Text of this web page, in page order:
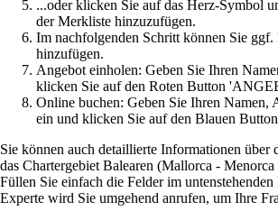
...oder klicken Sie auf das Herz-Symbol
der Merkliste hinzuzufügen.
Im nachfolgenden Schritt können Sie ggf.
hinzufügen.
Angebot einholen: Geben Sie Ihren
klicken Sie auf den Roten Button
Online buchen: Geben Sie Ihren Namen,
ein und klicken Sie auf den Blauen
Sie können auch detaillierte Informationen über
das Chartergebiet Balearen (Mallorca -
Füllen Sie einfach die Felder im
Experte wird Sie umgehend anrufen, um Ihre